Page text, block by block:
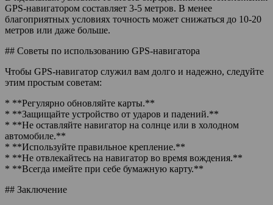
GPS-навигатором составляет 3-5 метров. В менее
благоприятных условиях точность может снижаться до 10-20
метров или даже больше.
## Советы по использованию GPS-навигатора
Чтобы GPS-навигатор служил вам долго и надежно, следуйте
этим простым советам:
* **Регулярно обновляйте карты.**
* **Защищайте устройство от ударов и падений.**
* **Не оставляйте навигатор на солнце или в холодном
автомобиле.**
* **Используйте правильное крепление.**
* **Не отвлекайтесь на навигатор во время вождения.**
* **Всегда имейте при себе бумажную карту.**
## Заключение